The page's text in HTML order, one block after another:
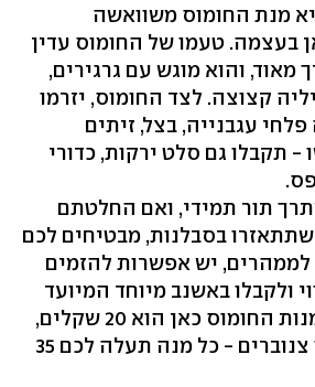
מנת החומוס משוואשה
בעצמה. טעמו של החומוס עדין
מאוד, והוא מוגש עם גרגירים,
קצוצה. לצד החומוס, יזרמו
עגבנייה, בצל, זיתים
- תקבלו גם סלט ירקות, כדורי
תור תמידי, ואם החלטתם
בסבלנות, מבטיחים לכם
יש אפשרות להזמים
ולקבלו באשנב מיוחד המיועד
לשם כך. מחירן של מנות החומוס כאן הוא 20 שקלים,
בתוספת פטריות או צנוברים - כל מנה תעלה לכם 35